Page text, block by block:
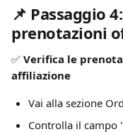
📌 Passaggio
prenotazioni
✅ Verifica le
affiliazione
Vai alla sezione
Controlla il campo